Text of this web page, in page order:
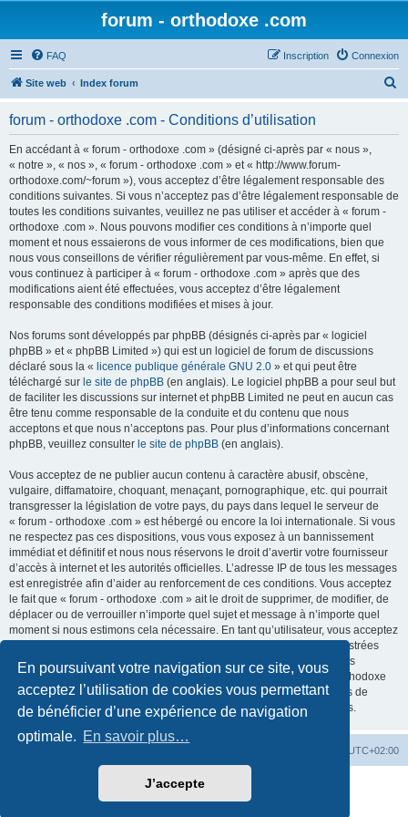
En poursuivant votre navigation sur ce site, vous
acceptez l’utilisation de cookies vous permettant
de bénéficier d’une expérience de navigation
optimale. En savoir plus…
J’accepte
forum - orthodoxe .com
FAQ Connexion
Inscription
Site web Index forum
forum - orthodoxe .com - Conditions d’utilisation
En accédant à « forum - orthodoxe .com » (désigné ci-après par « nous »,
« notre », « nos », « forum - orthodoxe .com » et « http://www.forum-
orthodoxe.com/~forum »), vous acceptez d’être légalement responsable des
conditions suivantes. Si vous n’acceptez pas d’être légalement responsable de
toutes les conditions suivantes, veuillez ne pas utiliser et accéder à « forum -
orthodoxe .com ». Nous pouvons modifier ces conditions à n’importe quel
moment et nous essaierons de vous informer de ces modifications, bien que
nous vous conseillons de vérifier régulièrement par vous-même. En effet, si
vous continuez à participer à « forum - orthodoxe .com » après que des
modifications aient été effectuées, vous acceptez d’être légalement
responsable des conditions modifiées et mises à jour.
Nos forums sont développés par phpBB (désignés ci-après par « logiciel
phpBB » et « phpBB Limited ») qui est un logiciel de forum de discussions
déclaré sous la « licence publique générale GNU 2.0 » et qui peut être
téléchargé sur le site de phpBB (en anglais). Le logiciel phpBB a pour seul but
de faciliter les discussions sur internet et phpBB Limited ne peut en aucun cas
être tenu comme responsable de la conduite et du contenu que nous
acceptons et que nous n’acceptons pas. Pour plus d’informations concernant
phpBB, veuillez consulter le site de phpBB (en anglais).
Vous acceptez de ne publier aucun contenu à caractère abusif, obscène,
vulgaire, diffamatoire, choquant, menaçant, pornographique, etc. qui pourrait
transgresser la législation de votre pays, du pays dans lequel le serveur de
« forum - orthodoxe .com » est hébergé ou encore la loi internationale. Si vous
ne respectez pas ces dispositions, vous vous exposez à un bannissement
immédiat et définitif et nous nous réservons le droit d’avertir votre fournisseur
d’accès à internet et les autorités officielles. L’adresse IP de tous les messages
est enregistrée afin d’aider au renforcement de ces conditions. Vous acceptez
le fait que « forum - orthodoxe .com » ait le droit de supprimer, de modifier, de
déplacer ou de verrouiller n’importe quel sujet et message à n’importe quel
moment si nous estimons cela nécessaire. En tant qu’utilisateur, vous acceptez
que toutes les informations que vous avez renseignées soient enregistrées
dans notre base de données. Bien que ces informations ne seront pas
diffusées à une tierce partie sans votre consentement, ni « forum - orthodoxe
.com », ni phpBB, ne pourront être tenus comme responsables en cas de
tentative de piratage informatique visant à compromettre vos données.
UTC+02:00
phpBB® Forum Software © phpBB Limited
©